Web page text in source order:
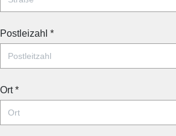
Postleizahl *
Ort*